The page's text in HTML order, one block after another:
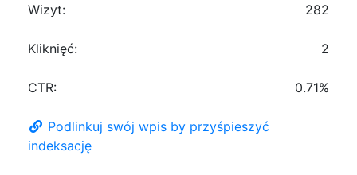
Wizyt: 282
Kliknięć: 2
CTR: 0.71%
Podlinkuj swój wpis by przyśpieszyć
indeksację